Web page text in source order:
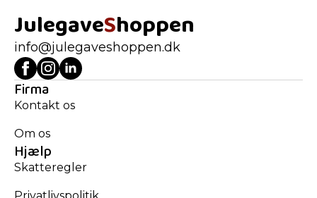
JulegaveShoppen
info@julegaveshoppen.dk
Firma
Kontakt os
Om os
Hjælp
Skatteregler